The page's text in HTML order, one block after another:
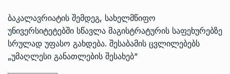
ბაკალავრიატის შემდეგ, სახელმწიფო
უნივერსიტეტებში სწავლა მაგისტრატურის საფეხურებზე
სრულად უფასო გახდება. შესაბამის ცვლილებებს
„უმაღლესი განათლების შესახებ“